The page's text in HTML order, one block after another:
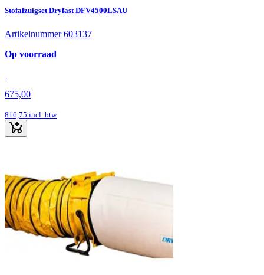
Stofafzuigset Dryfast DFV4500LSAU
Artikelnummer 603137
Op voorraad
675,00
816,75 incl. btw